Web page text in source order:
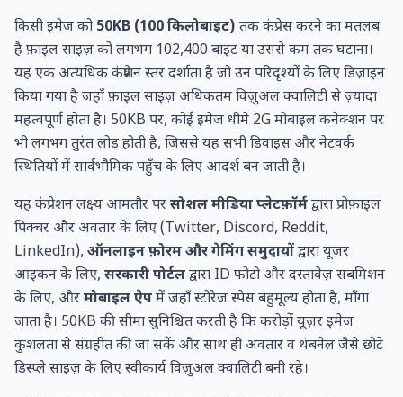
किसी इमेज को 50KB (100 किलोबाइट) तक कंप्रेस करने का मतलब
है फ़ाइल साइज़ को लगभग 102,400 बाइट या उससे कम तक घटाना।
यह एक अत्यधिक कंप्रेशन स्तरदर्शाता है जो उन परिदृश्यों के लिए डिज़ाइन
किया गया है जहाँ फ़ाइल साइज़ अधिकतम विज़ुअल क्वालिटी से ज़्यादा
महत्वपूर्ण होता है। 50KB पर, कोई इमेज धीमे 2G मोबाइल कनेक्शन पर
भी लगभग तुरंत लोड होती है, जिससे यह सभी डिवाइस और नेटवर्क
स्थितियों में सार्वभौमिक पहुँच के लिए आदर्श बन जाती है।
यह कंप्रेशन लक्ष्य आमतौर परसोशल मीडिया प्लेटफ़ॉर्मद्वारा प्रोफ़ाइल
पिक्चर और अवतार के लिए (Twitter, Discord, Reddit,
LinkedIn), ऑनलाइन फ़ोरम और गेमिंग समुदायोंद्वारा यूज़र
आइकन के लिए, सरकारी पोर्टलद्वारा ID फोटो और दस्तावेज़ सबमिशन
के लिए, औरमोबाइल ऐपमें जहाँ स्टोरेज स्पेस बहुमूल्य होता है, माँगा
जाता है। 50KB की सीमा सुनिश्चित करती है कि करोड़ों यूज़र इमेज
कुशलता से संग्रहीत की जा सकें और साथ ही अवतार व थंबनेल जैसे छोटे
डिस्प्ले साइज़ के लिए स्वीकार्य विज़ुअल क्वालिटी बनी रहे।